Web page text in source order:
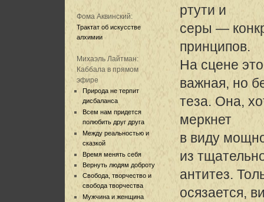
Фома Аквинский:
Трактат об искусстве
алхимии
Михаэль Лайтман:
Каббала в прямом
эфире
Природа не терпит
дисбаланса
Всем нам придется
полюбить друг друга
Между реальностью и
сказкой
Время менять себя
Вернуть людям доброту
Свобода, творчество и
свобода творчества
Мужчина и женщина
ртути и
серы —
принципов.
На сцене
важная, но
теза. Она,
меркнет
в виду
из
антитез.
осязается,